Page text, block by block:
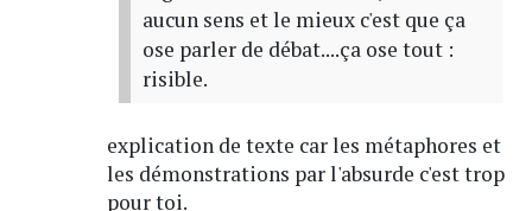
aucun sens et le mieux c'est que ça
ose parler de débat....ça ose tout :
risible.
explication de texte car les métaphores et
les démonstrations par l'absurde c'est trop
pour toi.